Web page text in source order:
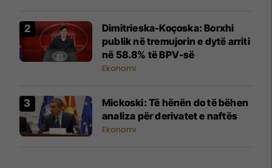
Dimitrieska-Koçoska: Borxhi
publik në tremujorin e dytë arriti
në 58.8% të BPV-së
Ekonomi
Mickoski: Të hënën do të bëhen
analiza për derivatet e naftës
Ekonomi